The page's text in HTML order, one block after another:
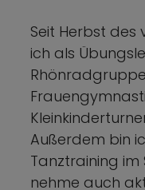
Seit Herbst
ich als
Außerdem bin
Tanztraining
nehme auch